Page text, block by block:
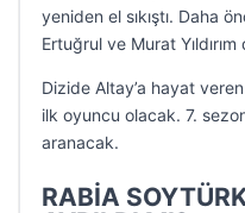
yeniden el sıkıştı. Daha
Ertuğrul ve Murat Yıldırım
Dizide Altay’a hayat
ilk oyuncu olacak. 7.
aranacak.
RABİA